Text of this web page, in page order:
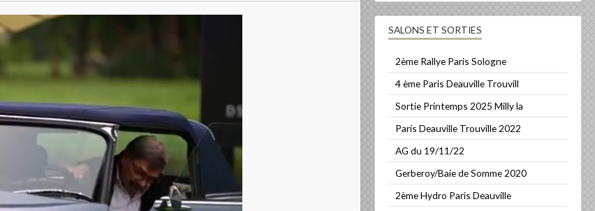
SALONS ET SORTIES
2ème Rallye Paris Sologne
4 ème Paris Deauville Trouvill
Sortie Printemps 2025 Milly la
Paris Deauville Trouville 2022
AG du 19/11/22
Gerberoy/Baie de Somme 2020
2ème Hydro Paris Deauville